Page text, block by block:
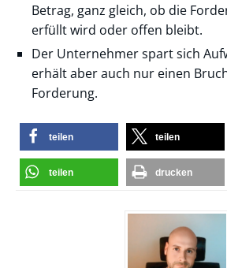
Betrag, ganz gleich, ob die
erfüllt wird oder offen bleibt.
Der Unternehmer spart sich
erhält aber auch nur einen
Forderung.
teilen teilen
teilen drucken